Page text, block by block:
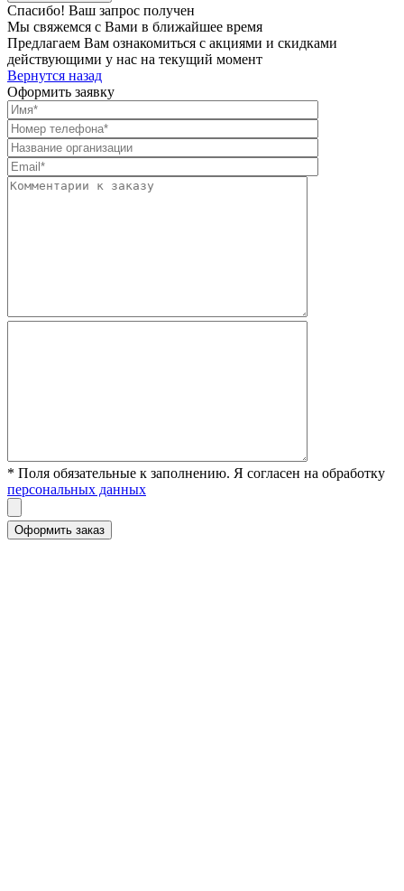
Спасибо! Ваш запрос получен
Мы свяжемся с Вами в ближайшее время
Предлагаем Вам ознакомиться с акциями и скидками
действующими у нас на текущий момент
Вернутся назад
Оформить заявку
* Поля обязательные к заполнению. Я согласен на обработку
персональных данных